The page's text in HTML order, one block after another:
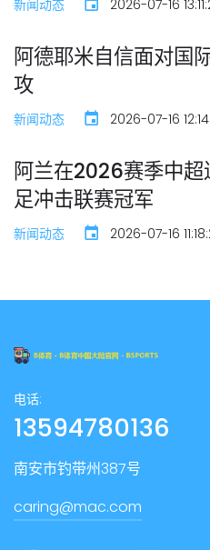
新闻动态 2026-07-16
阿德耶米自信面对国
攻
新闻动态 2026-07-16
阿兰在2026赛季中超
足冲击联赛冠军
新闻动态 2026-07-16
电话:
13594780136
南安市钓带州387号
caring@mac.com